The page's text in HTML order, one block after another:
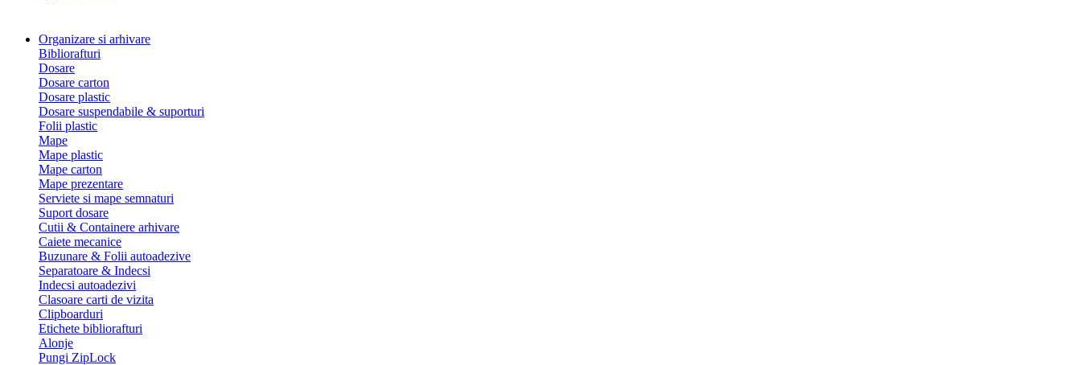
Organizare si arhivare
Bibliorafturi
Dosare
Dosare carton
Dosare plastic
Dosare suspendabile & suporturi
Folii plastic
Mape
Mape plastic
Mape carton
Mape prezentare
Serviete si mape semnaturi
Suport dosare
Cutii & Containere arhivare
Caiete mecanice
Buzunare & Folii autoadezive
Separatoare & Indecsi
Indecsi autoadezivi
Clasoare carti de vizita
Clipboarduri
Etichete bibliorafturi
Alonje
Pungi ZipLock